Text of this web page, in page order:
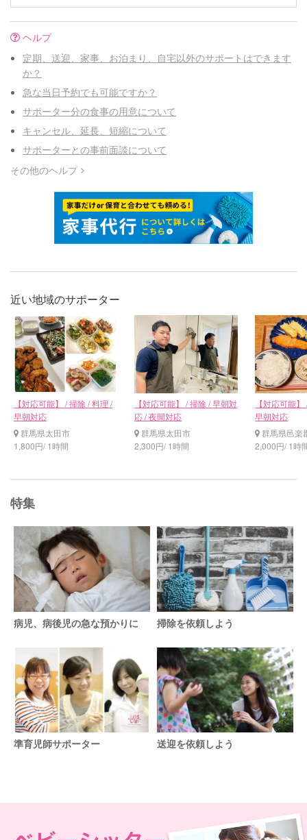
ヘルプ
定期、送迎、家事、お泊まり、自宅以外のサポートはできます
か？
急な当日予約でも可能ですか？
サポーター分の食事の用意について
キャンセル、延長、短縮について
サポーターとの事前面談について
その他のヘルプ
近い地域のサポーター
【対応可能】 / 掃除 / 料理 /
早朝対応
群馬県太田市
1,800円/ 1時間
【対応可能】 / 掃除 / 早朝対
応 / 夜間対応
群馬県太田市
2,300円/ 1時間
【対応可能
早朝対応
群馬県邑楽
2,000円/ 1時
特集
病児、病後児の急な預かりに 掃除を依頼しよう
準育児師サポーター 送迎を依頼しよう